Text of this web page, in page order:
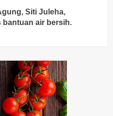
Siti Juleha,
air bersih.